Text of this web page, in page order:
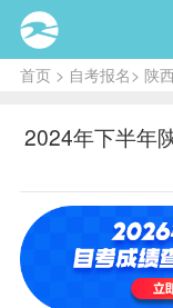
首页> 自考报名> 陕
2024年下半年